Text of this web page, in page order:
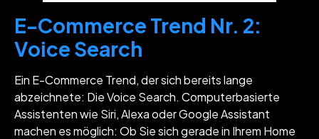
E-Commerce Trend Nr. 2:
Voice Search
Ein E-Commerce Trend, der sich bereits lange
abzeichnete: Die Voice Search. Computerbasierte
Assistenten wie Siri, Alexa oder Google Assistant
machen es möglich: Ob Sie sich gerade in Ihrem Home